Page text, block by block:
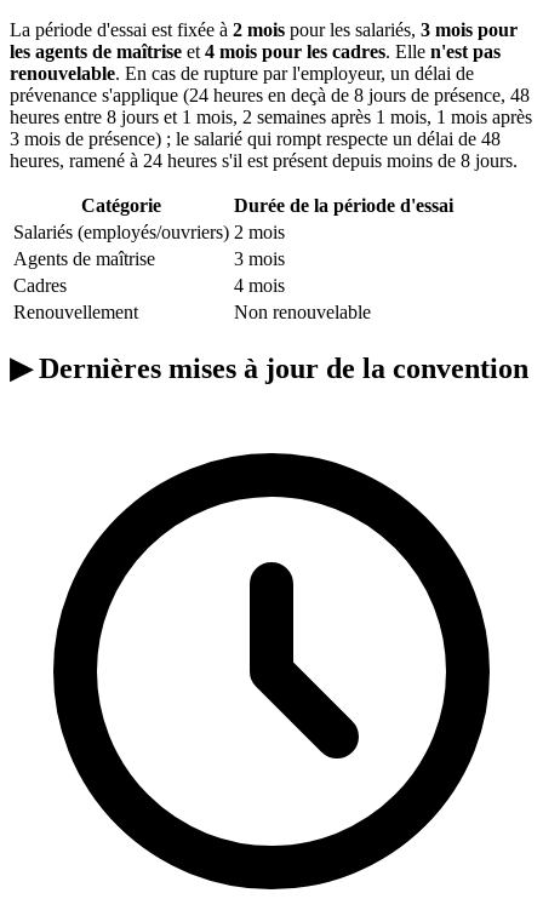
La période d'essai est fixée à 2 mois pour les salariés, 3 mois pour
les agents de maîtrise et 4 mois pour les cadres. Elle n'est pas
renouvelable. En cas de rupture par l'employeur, un délai de
prévenance s'applique (24 heures en deçà de 8 jours de présence, 48
heures entre 8 jours et 1 mois, 2 semaines après 1 mois, 1 mois après
3 mois de présence) ; le salarié qui rompt respecte un délai de 48
heures, ramené à 24 heures s'il est présent depuis moins de 8 jours.
Catégorie
Durée de la période d'essai
Salariés (employés/ouvriers) 2 mois
Agents de maîtrise
3 mois
Cadres
4 mois
Renouvellement
Non renouvelable
▶Dernières mises à jour de la convention